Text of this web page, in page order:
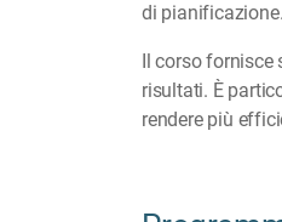
di pianificazione.
Il corso fornisce
risultati. È
rendere più